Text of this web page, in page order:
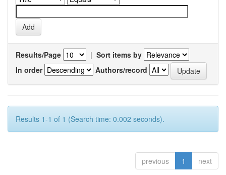
Results/Page | Sort items by
In order
Authors/record
Results 1-1 of 1 (Search time: 0.002 seconds).
previous 1 next